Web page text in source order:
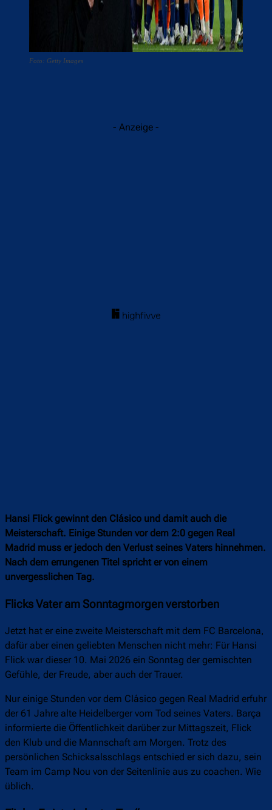
Foto: Getty Images
- Anzeige -
Hansi Flick gewinnt den Clásico und damit auch die
Meisterschaft. Einige Stunden vor dem 2:0 gegen Real
Madrid muss er jedoch den Verlust seines Vaters hinnehmen.
Nach dem errungenen Titel spricht er von einem
unvergesslichen Tag.
Flicks Vater am Sonntagmorgen verstorben
Jetzt hat er eine zweite Meisterschaft mit dem FC Barcelona,
dafür aber einen geliebten Menschen nicht mehr: Für Hansi
Flick war dieser 10. Mai 2026 ein Sonntag der gemischten
Gefühle, der Freude, aber auch der Trauer.
Nur einige Stunden vor dem Clásico gegen Real Madrid erfuhr
der 61 Jahre alte Heidelberger vom Tod seines Vaters. Barça
informierte die Öffentlichkeit darüber zur Mittagszeit, Flick
den Klub und die Mannschaft am Morgen. Trotz des
persönlichen Schicksalsschlags entschied er sich dazu, sein
Team im Camp Nou von der Seitenlinie aus zu coachen. Wie
üblich.